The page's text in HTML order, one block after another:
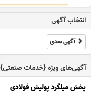
میلگرد آلیاژی ST37 , خرید میلگرد آ ... ...
انتخاب آگهی
آگهی بعدی
آگهی‌های ویژه {خدمات صنعتی}
پخش میلگرد پولیش فولادی